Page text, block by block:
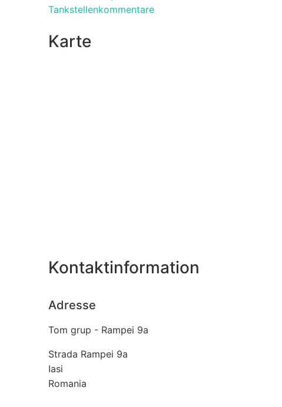
Tankstellenkommentare
Karte
Kontaktinformation
Adresse
Tom grup - Rampei 9a
Strada Rampei 9a
Iasi
Romania